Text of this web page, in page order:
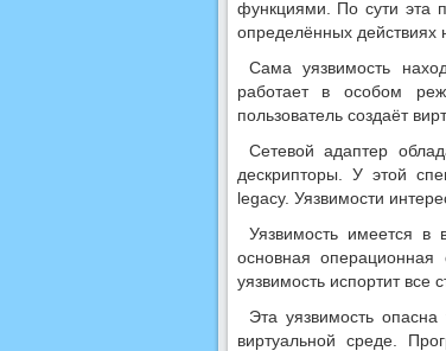
функциями. По сути эта
определённых действиях
Сама уязвимость
работает в особом
пользователь создаёт
Сетевой адаптер
дескрипторы. У этой
legacy. Уязвимости
Уязвимость имеется
основная
уязвимость испортит все
Эта уязвимость
виртуальной среде.